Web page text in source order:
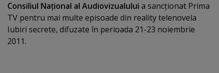
Consiliul Naţional al Audiovizualului a sancţionat Prima
TV pentru mai multe episoade din reality telenovela
Iubiri secrete, difuzate în perioada 21-23 noiembrie
2011.